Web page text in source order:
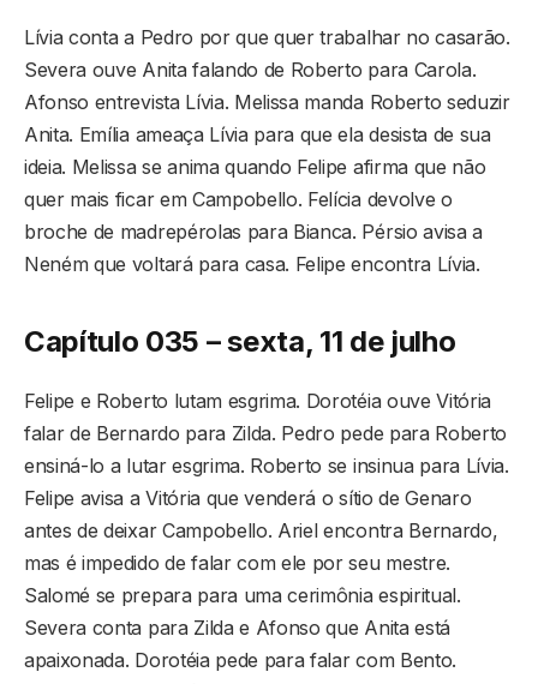
Lívia conta a Pedro por que quer trabalhar no casarão.
Severa ouve Anita falando de Roberto para Carola.
Afonso entrevista Lívia. Melissa manda Roberto seduzir
Anita. Emília ameaça Lívia para que ela desista de sua
ideia. Melissa se anima quando Felipe afirma que não
quer mais ficar em Campobello. Felícia devolve o
broche de madrepérolas para Bianca. Pérsio avisa a
Neném que voltará para casa. Felipe encontra Lívia.
Capítulo 035 – sexta, 11 de julho
Felipe e Roberto lutam esgrima. Dorotéia ouve Vitória
falar de Bernardo para Zilda. Pedro pede para Roberto
ensiná-lo a lutar esgrima. Roberto se insinua para Lívia.
Felipe avisa a Vitória que venderá o sítio de Genaro
antes de deixar Campobello. Ariel encontra Bernardo,
mas é impedido de falar com ele por seu mestre.
Salomé se prepara para uma cerimônia espiritual.
Severa conta para Zilda e Afonso que Anita está
apaixonada. Dorotéia pede para falar com Bento.